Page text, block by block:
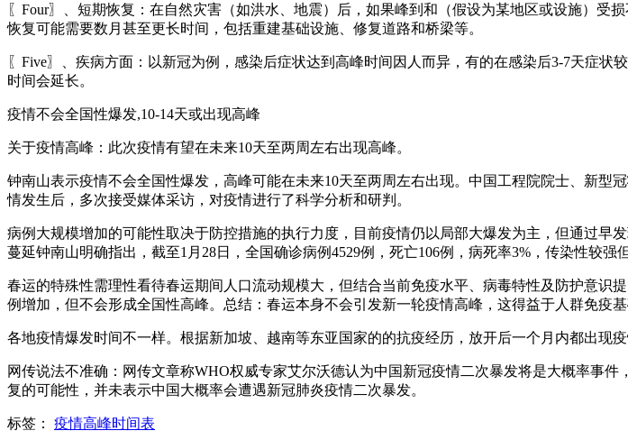
〖Four〗、短期恢复：在自然灾害（如洪水、地震）后，如果峰到和（假设为某地区或设施）受
恢复可能需要数月甚至更长时间，包括重建基础设施、修复道路和桥梁等。
〖Five〗、疾病方面：以新冠为例，感染后症状达到高峰时间因人而异，有的在感染后3-7天症
时间会延长。
疫情不会全国性爆发,10-14天或出现高峰
关于疫情高峰：此次疫情有望在未来10天至两周左右出现高峰。
钟南山表示疫情不会全国性爆发，高峰可能在未来10天至两周左右出现。中国工程院院士、新型
情发生后，多次接受媒体采访，对疫情进行了科学分析和研判。
病例大规模增加的可能性取决于防控措施的执行力度，目前疫情仍以局部大爆发为主，但通过
蔓延钟南山明确指出，截至1月28日，全国确诊病例4529例，死亡106例，病死率3%，传染性较强
春运的特殊性需理性看待春运期间人口流动规模大，但结合当前免疫水平、病毒特性及防护意
例增加，但不会形成全国性高峰。总结：春运本身不会引发新一轮疫情高峰，这得益于人群免疫
各地疫情爆发时间不一样。根据新加坡、越南等东亚国家的的抗疫经历，放开后一个月内都出现
网传说法不准确：网传文章称WHO权威专家艾尔沃德认为中国新冠疫情二次暴发将是大概率事
复的可能性，并未表示中国大概率会遭遇新冠肺炎疫情二次暴发。
标签： 疫情高峰时间表